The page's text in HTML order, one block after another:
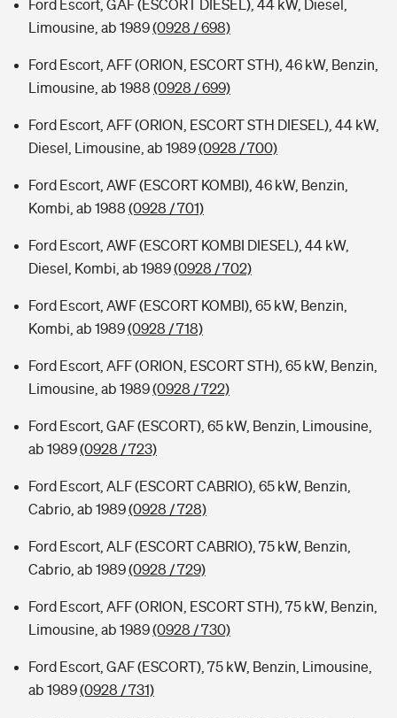
Ford Escort, GAF (ESCORT DIESEL), 44 kW, Diesel,
Limousine, ab 1989(0928 / 698)
Ford Escort, AFF (ORION, ESCORT STH), 46 kW, Benzin,
Limousine, ab 1988 (0928 / 699)
Ford Escort, AFF (ORION, ESCORT STH DIESEL), 44 kW,
Diesel, Limousine, ab 1989(0928 / 700)
Ford Escort, AWF (ESCORT KOMBI), 46 kW, Benzin,
Kombi, ab 1988 (0928 / 701)
Ford Escort, AWF (ESCORT KOMBI DIESEL), 44 kW,
Diesel, Kombi, ab 1989(0928 / 702)
Ford Escort, AWF (ESCORT KOMBI), 65 kW, Benzin,
Kombi, ab 1989(0928 / 718)
Ford Escort, AFF (ORION, ESCORT STH), 65 kW, Benzin,
Limousine, ab 1989(0928 / 722)
Ford Escort, GAF (ESCORT), 65 kW, Benzin, Limousine,
ab 1989(0928 / 723)
Ford Escort, ALF (ESCORT CABRIO), 65 kW, Benzin,
Cabrio, ab 1989(0928 / 728)
Ford Escort, ALF (ESCORT CABRIO), 75 kW, Benzin,
Cabrio, ab 1989(0928 / 729)
Ford Escort, AFF (ORION, ESCORT STH), 75 kW, Benzin,
Limousine, ab 1989(0928 / 730)
Ford Escort, GAF (ESCORT), 75 kW, Benzin, Limousine,
ab 1989(0928 / 731)